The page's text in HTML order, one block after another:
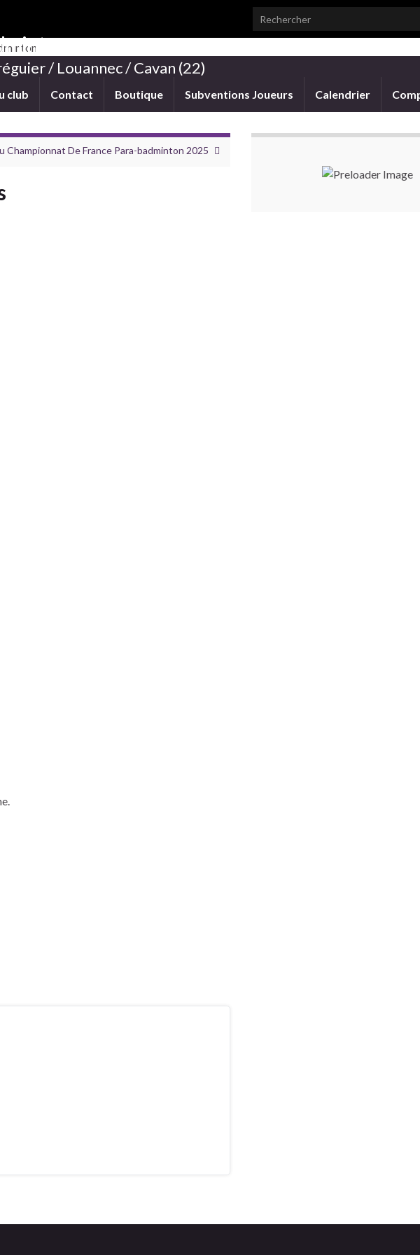
Search for:
/ Louannec / Cavan (22)
club Contact Boutique Subventions Joueurs Calendrier
Championnat De France Para-badminton 2025